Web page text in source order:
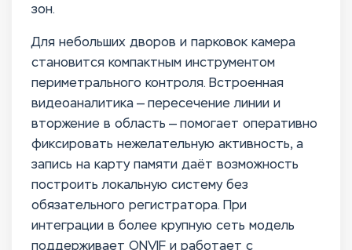
зон.
Для небольших дворов и парковок камера
становится компактным инструментом
периметрального контроля. Встроенная
видеоаналитика — пересечение линии и
вторжение в область — помогает оперативно
фиксировать нежелательную активность, а
запись на карту памяти даёт возможность
построить локальную систему без
обязательного регистратора. При
интеграции в более крупную сеть модель
поддерживает ONVIF и работает с